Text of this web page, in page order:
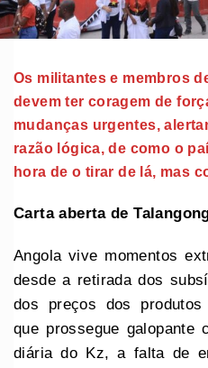
Os militantes e membros
devem ter coragem de
mudanças urgentes,
razão lógica, de como o
hora de o tirar de lá, mas
Carta aberta de
Angola vive momentos
desde a retirada dos
dos preços dos
que prossegue galopante
diária do Kz, a falta de